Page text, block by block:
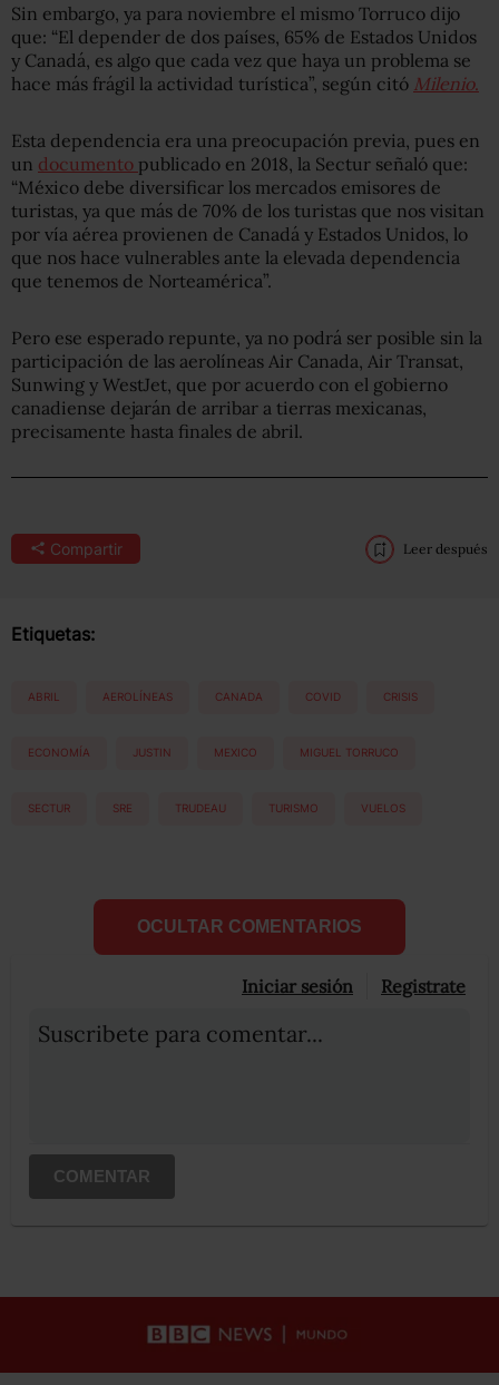
Sin embargo, ya para noviembre el mismo Torruco dijo
que: “El depender de dos países, 65% de Estados Unidos
y Canadá, es algo que cada vez que haya un problema se
hace más frágil la actividad turística”, según citó Milenio.
Esta dependencia era una preocupación previa, pues en
un documento publicado en 2018, la Sectur señaló que:
“México debe diversificar los mercados emisores de
turistas, ya que más de 70% de los turistas que nos visitan
por vía aérea provienen de Canadá y Estados Unidos, lo
que nos hace vulnerables ante la elevada dependencia
que tenemos de Norteamérica”.
Pero ese esperado repunte, ya no podrá ser posible sin la
participación de las aerolíneas Air Canada, Air Transat,
Sunwing y WestJet, que por acuerdo con el gobierno
canadiense dejarán de arribar a tierras mexicanas,
precisamente hasta finales de abril.
Compartir Leer después
Etiquetas:
ABRIL AEROLÍNEAS CANADA COVID CRISIS
ECONOMÍA JUSTIN MEXICO MIGUEL TORRUCO
SECTUR SRE TRUDEAU TURISMO VUELOS
OCULTAR COMENTARIOS
Iniciar sesión Registrate
Suscribete para comentar...
COMENTAR